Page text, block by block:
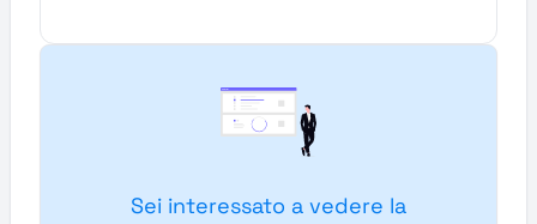
Sei interessato a vedere la